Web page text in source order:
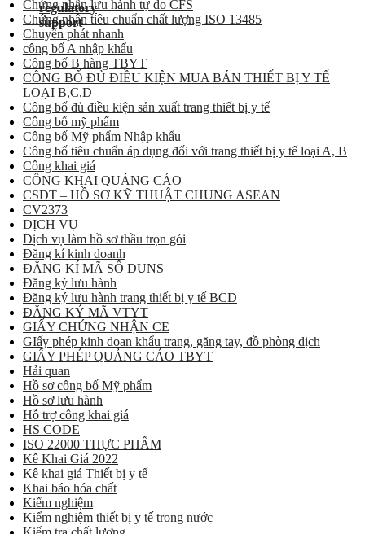
Chứng nhận lưu hành tự do CFS
Chứng nhận tiêu chuẩn chất lượng ISO 13485
Chuyển phát nhanh
công bố A nhập khẩu
Công bố B hàng TBYT
CÔNG BỐ ĐỦ ĐIỀU KIỆN MUA BÁN THIẾT BỊ Y TẾ
LOẠI B,C,D
Công bố đủ điều kiện sản xuất trang thiết bị y tế
Công bố mỹ phẩm
Công bố Mỹ phẩm Nhập khẩu
Công bố tiêu chuẩn áp dụng đối với trang thiết bị y tế loại A, B
Công khai giá
CÔNG KHAI QUẢNG CÁO
CSDT – HỒ SƠ KỸ THUẬT CHUNG ASEAN
CV2373
DỊCH VỤ
Dịch vụ làm hồ sơ thầu trọn gói
Đăng kí kinh doanh
ĐĂNG KÍ MÃ SỐ DUNS
Đăng ký lưu hành
Đăng ký lưu hành trang thiết bị y tế BCD
ĐĂNG KÝ MÃ VTYT
GIẤY CHỨNG NHẬN CE
GIấy phép kinh doan khẩu trang, găng tay, đồ phòng dịch
GIẤY PHÉP QUẢNG CÁO TBYT
Hải quan
Hồ sơ công bố Mỹ phẩm
Hồ sơ lưu hành
Hỗ trợ công khai giá
HS CODE
ISO 22000 THỰC PHẨM
Kê Khai Giá 2022
Kê khai giá Thiết bị y tế
Khai báo hóa chất
Kiểm nghiệm
Kiểm nghiệm thiết bị y tế trong nước